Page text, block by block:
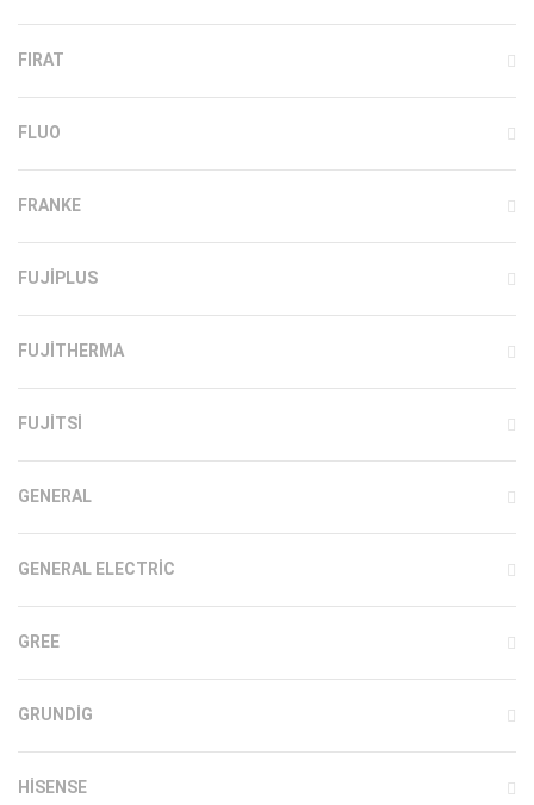
FIRAT
FLUO
FRANKE
FUJIPLUS
FUJITHERMA
FUJITSI
GENERAL
GENERAL ELECTRIC
GREE
GRUNDIG
HISENSE